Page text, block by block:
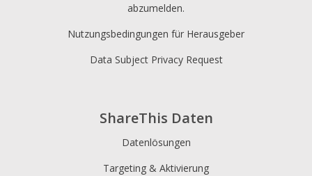
ShareThis Daten
Datenlösungen
Targeting & Aktivierung
abzumelden.
Nutzungsbedingungen für Herausgeber
Data Subject Privacy Request